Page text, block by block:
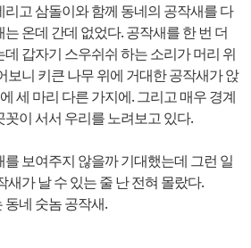
고 삼돌이와 함께 동네의 공작새를 다
온데 간데 없었다. 공작새를 한 번 더
갑자기 스우쉬쉬 하는 소리가 머리 위
보니 키큰 나무 위에 거대한 공작새가 앉
세 마리 다른 가지에. 그리고 매우 경계
이 서서 우리를 노려보고 있다.
보여주지 않을까 기대했는데 그런 일
새가 날 수 있는 줄 난 전혀 몰랐다.
네 숫놈 공작새.